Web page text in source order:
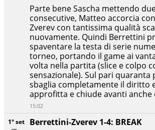
1° set
Berrettini-Zverev 1-4: BREAK
Parte bene Sascha mettendo
consecutive, Matteo accorcia
Zverev con tantissima qualità
nuovamente. Quindi Berrettini
spaventare la testa di serie
torneo, portando il game ai
volta nella partita (slice e colpo
sensazionale). Sul pari quaranta
sbaglia completamente il diritto
approfitta e chiude avanti anche
15:02